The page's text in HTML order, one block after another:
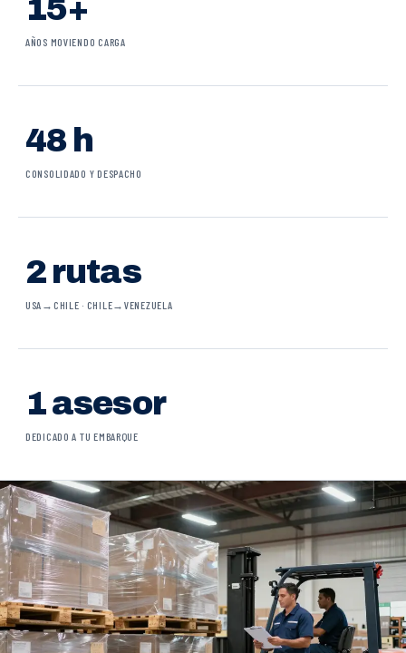
15+
AÑOS MOVIENDO CARGA
48 h
CONSOLIDADO Y DESPACHO
2 rutas
USA→CHILE · CHILE→VENEZUELA
1 asesor
DEDICADO A TU EMBARQUE